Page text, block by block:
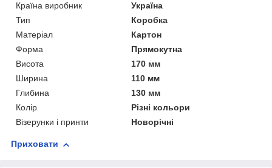
Країна виробник
Україна
Тип
Коробка
Матеріал
Картон
Форма
Прямокутна
Висота
170 мм
Ширина
110 мм
Глибина
130 мм
Колір
Різні кольори
Візерунки і принти
Новорічні
Приховати